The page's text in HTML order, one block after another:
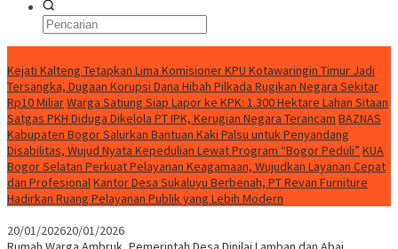
Kejati Kalteng Tetapkan Lima Komisioner KPU Kotawaringin Timur Jadi
Tersangka, Dugaan Korupsi Dana Hibah Pilkada Rugikan Negara Sekitar
Rp10 MiliarWarga Satiung Siap Lapor ke KPK: 1.300 Hektare Lahan Sitaan
Satgas PKH Diduga Dikelola PT IPK, Kerugian Negara Terancam BAZNAS
Kabupaten Bogor Salurkan Bantuan Kaki Palsu untuk Penyandang
Disabilitas, Wujud Nyata Kepedulian Lewat Program “Bogor Peduli” KUA
Bogor Selatan Perkuat Pelayanan Keagamaan, Wujudkan Layanan Cepat
dan ProfesionalKantor Desa Sukaluyu Berbenah, PT Revan Furniture
Hadirkan Ruang Pelayanan Publik yang Lebih Modern
20/01/202620/01/2026